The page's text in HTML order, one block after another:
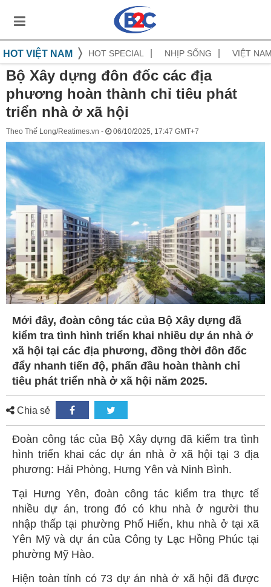
HOT VIỆT NAM HOT SPECIAL NHỊP SỐNG VIỆT
Bộ Xây dựng đôn đốc các địa
phương hoàn thành chỉ tiêu phát
triển nhà ở xã hội
Theo Thế Long/Reatimes.vn - 06/10/2025, 17:47 GMT+7
Mới đây, đoàn công tác của Bộ Xây dựng đã
kiểm tra tình hình triển khai nhiều dự án nhà ở
xã hội tại các địa phương, đồng thời đôn đốc
đẩy nhanh tiến độ, phấn đầu hoàn thành chỉ
tiêu phát triển nhà ở xã hội năm 2025.
Chia sẻ
Đoàn công tác của Bộ Xây dựng đã kiểm tra tình
hình triển khai các dự án nhà ở xã hội tại 3 địa
phương: Hải Phòng, Hưng Yên và Ninh Bình.
Tại Hưng Yên, đoàn công tác kiểm tra thực tế
nhiều dự án, trong đó có khu nhà ở người thu
nhập thấp tại phường Phố Hiến, khu nhà ở tại xã
Yên Mỹ và dự án của Công ty Lạc Hồng Phúc tại
phường Mỹ Hào.
Hiện toàn tỉnh có 73 dự án nhà ở xã hội đã được